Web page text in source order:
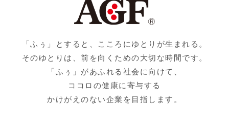
「ふぅ」とすると、こころにゆとりが生まれる。
そのゆとりは、前を向くための大切な時間です。
「ふぅ」があふれる社会に向けて、
ココロの健康に寄与する
かけがえのない企業を目指します。